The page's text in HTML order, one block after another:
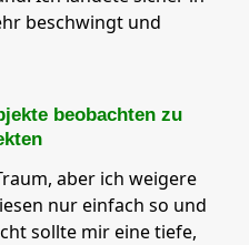
beschwingt und
beobachten zu
aber ich weigere
nur einfach so und
sollte mir eine tiefe,